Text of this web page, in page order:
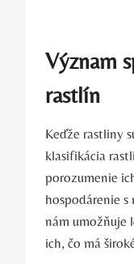
Význam
rastlín
Keďže rastliny
klasifikácia
porozumenie
hospodárenie
nám umožňuje
ich, čo má